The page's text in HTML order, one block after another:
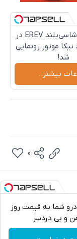
لوکس‌ترین شاسی‌بلند EREV در
نیکا موتور رونمایی
شد!
بیشتر..
0
شما به قیمت روز
و بی دردسر